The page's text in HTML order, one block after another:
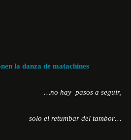
la danza de matachines
…no hay pasos a seguir,
solo el retumbar del tambor…